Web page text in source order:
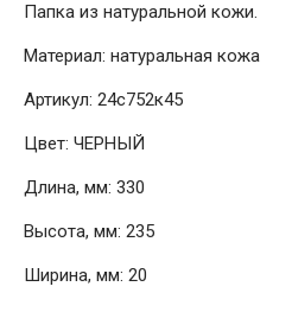
Папка из натуральной кожи.
Материал: натуральная кожа
Артикул: 24с752к45
Цвет: ЧЕРНЫЙ
Длина, мм: 330
Высота, мм: 235
Ширина, мм: 20